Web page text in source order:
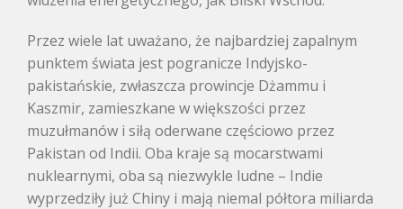
Przez wiele lat uważano, że najbardziej zapalnym
punktem świata jest pogranicze Indyjsko-
pakistańskie, zwłaszcza prowincje Dżammu i
Kaszmir, zamieszkane w większości przez
muzułmanów i siłą oderwane częściowo przez
Pakistan od Indii. Oba kraje są mocarstwami
nuklearnymi, oba są niezwykle ludne – Indie
wyprzedziły już Chiny i mają niemal półtora miliarda